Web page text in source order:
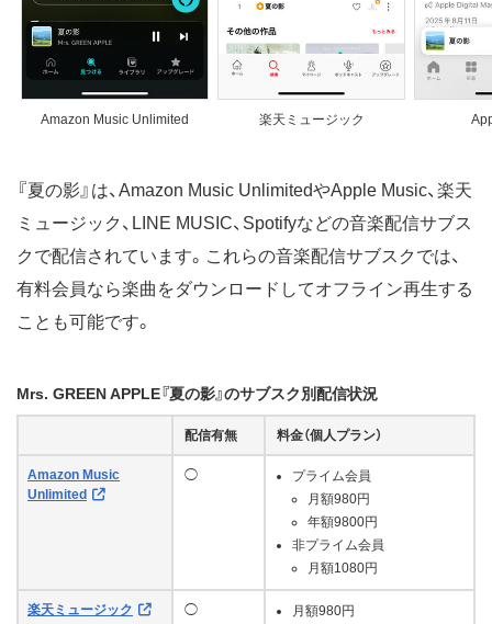
Amazon Music Unlimited 楽天ミュージック
『夏の影』は、Amazon Music UnlimitedやApple Music、楽天
ミュージック、LINE MUSIC、Spotifyなどの音楽配信サブス
クで配信されています。これらの音楽配信サブスクでは、
有料会員なら楽曲をダウンロードしてオフライン再生する
ことも可能です。
Mrs. GREEN APPLE『夏の影』のサブスク別配信状況
配信有無 料金（個人プラン）
Amazon Music
Unlimited
◯
プライム会員
月額980円
年額9800円
非プライム会員
月額1080円
楽天ミュージック ◯
月額980円